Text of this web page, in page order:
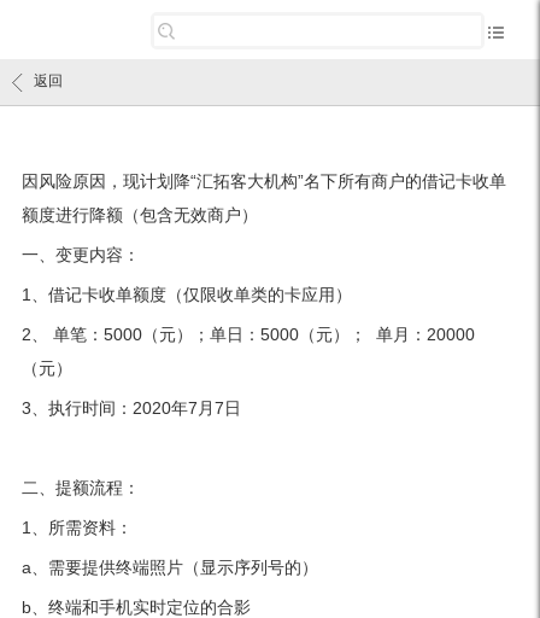
返回
因风险原因，现计划降“汇拓客大机构”名下所有商户的借记卡收单
额度进行降额（包含无效商户）
一、变更内容：
1、借记卡收单额度（仅限收单类的卡应用）
2、 单笔：5000（元）；单日：5000（元）； 单月：20000
（元）
3、执行时间：2020年7月7日
二、提额流程：
1、所需资料：
a、需要提供终端照片（显示序列号的）
b、终端和手机实时定位的合影